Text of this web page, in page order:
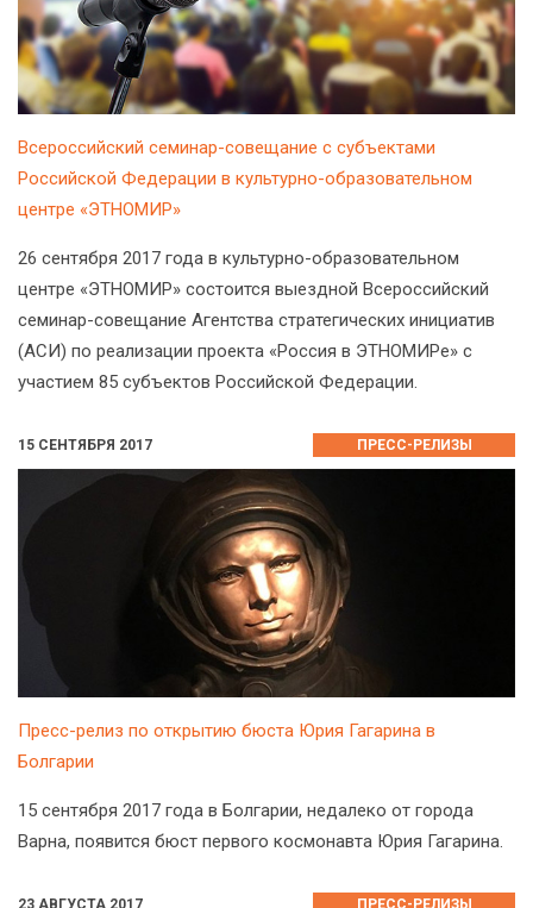
Всероссийский семинар-совещание с субъектами
Российской Федерации в культурно-образовательном
центре «ЭТНОМИР»
26 сентября 2017 года в культурно-образовательном
центре «ЭТНОМИР» состоится выездной Всероссийский
семинар-совещание Агентства стратегических инициатив
(АСИ) по реализации проекта «Россия в ЭТНОМИРе» с
участием 85 субъектов Российской Федерации.
15 СЕНТЯБРЯ 2017 ПРЕСС-РЕЛИЗЫ
Пресс-релиз по открытию бюста Юрия Гагарина в
Болгарии
15 сентября 2017 года в Болгарии, недалеко от города
Варна, появится бюст первого космонавта Юрия Гагарина.
23 АВГУСТА 2017 ПРЕСС-РЕЛИЗЫ